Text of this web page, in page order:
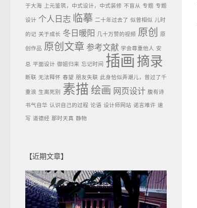
于大海 上元鉴筑，中式设计，中式装修 不盲从 专题 专题
设计 个人日志 临摹 二十年过去了 似曾相似 儿时
的记 关于成长 冬日暖阳 几十万赞的视频 原创 原
创作品 原创文章 参考文献 学会尊重他人 安
总 平面设计 御姐归来 忘记时间 插画 摘录
断联 无法释怀 春望 朋友失联 此身恰似弄潮儿，曾过了千
重浪 生离死别 素描 绘画 网页设计 腹有诗
书气自华 认识自己的过程 论语 设计师网站 诺言难许 速
写 道德经 那时天真 静物
【近期文章】